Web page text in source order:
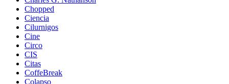
Chopped
Ciencia
Cilurnigos
Cine
Circo
CIS
Citas
CoffeBreak
Colapso